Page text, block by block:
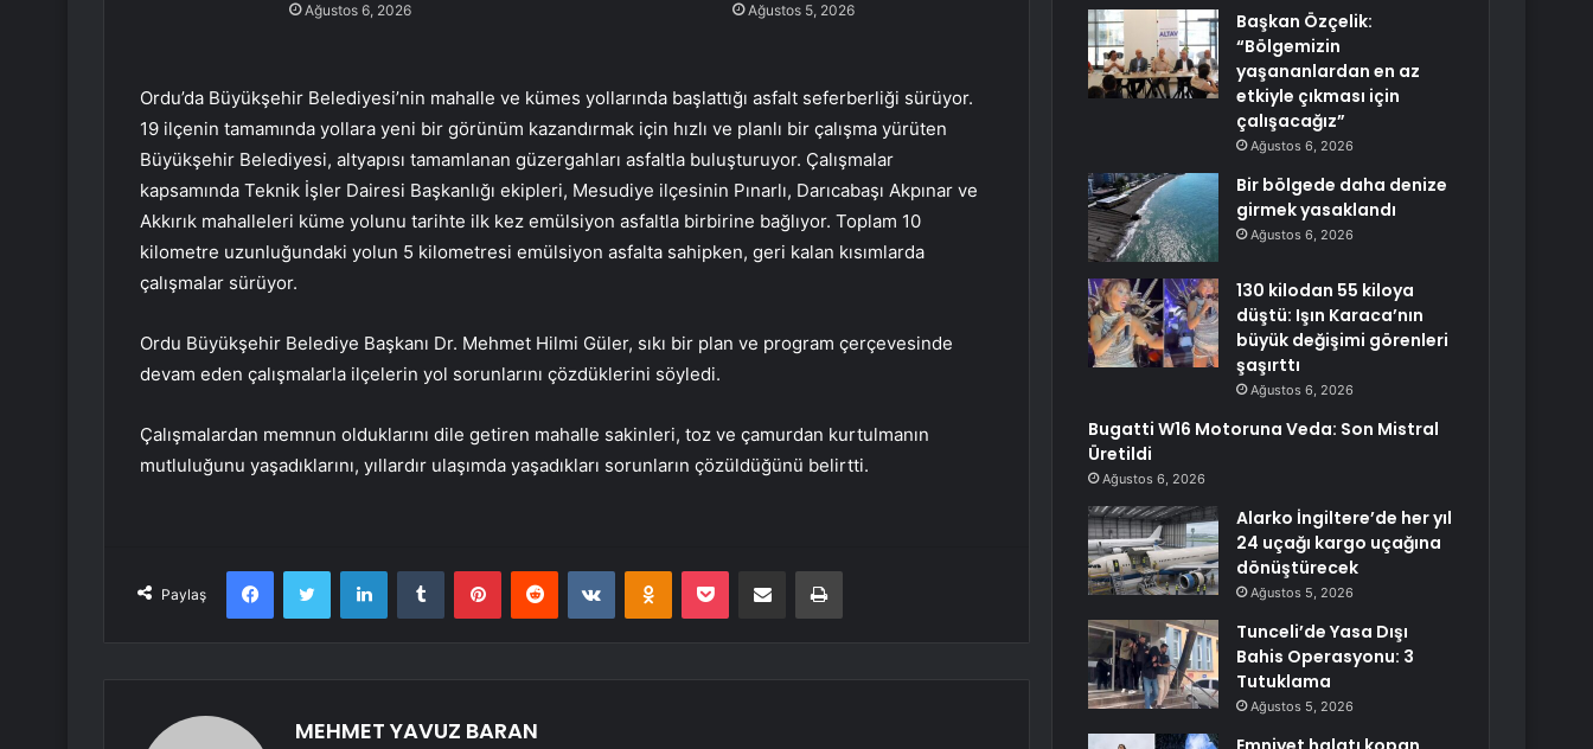
Ağustos 6, 2026 Ağustos 5, 2026
Ordu’da Büyükşehir Belediyesi’nin mahalle ve kümes yollarında başlattığı asfalt seferberliği sürüyor.
19 ilçenin tamamında yollara yeni bir görünüm kazandırmak için hızlı ve planlı bir çalışma yürüten
Büyükşehir Belediyesi, altyapısı tamamlanan güzergahları asfaltla buluşturuyor. Çalışmalar
kapsamında Teknik İşler Dairesi Başkanlığı ekipleri, Mesudiye ilçesinin Pınarlı, Darıcabaşı Akpınar ve
Akkırık mahalleleri küme yolunu tarihte ilk kez emülsiyon asfaltla birbirine bağlıyor. Toplam 10
kilometre uzunluğundaki yolun 5 kilometresi emülsiyon asfalta sahipken, geri kalan kısımlarda
çalışmalar sürüyor.
Ordu Büyükşehir Belediye Başkanı Dr. Mehmet Hilmi Güler, sıkı bir plan ve program çerçevesinde
devam eden çalışmalarla ilçelerin yol sorunlarını çözdüklerini söyledi.
Çalışmalardan memnun olduklarını dile getiren mahalle sakinleri, toz ve çamurdan kurtulmanın
mutluluğunu yaşadıklarını, yıllardır ulaşımda yaşadıkları sorunların çözüldüğünü belirtti.
Paylaş
FacebookTwitter LinkedInTumblr PinterestReddit VKontakteOdnoklassniki
Pocket E-Posta ile paylaş Yazdır
MEHMET YAVUZ BARAN
Başkan Özçelik:
“Bölgemizin
yaşananlardan en az
etkiyle çıkması için
çalışacağız”
Ağustos 6, 2026
Bir bölgede daha denize
girmek yasaklandı
Ağustos 6, 2026
130 kilodan 55 kiloya
düştü: Işın Karaca’nın
büyük değişimi görenleri
şaşırttı
Ağustos 6, 2026
Bugatti W16 Motoruna Veda: Son Mistral
Üretildi
Ağustos 6, 2026
Alarko İngiltere’de her yıl
24 uçağı kargo uçağına
dönüştürecek
Ağustos 5, 2026
Tunceli’de Yasa Dışı
Bahis Operasyonu: 3
Tutuklama
Ağustos 5, 2026